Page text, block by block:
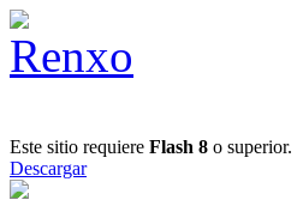
Este sitio requiere Flash 8 o superior.
Descargar